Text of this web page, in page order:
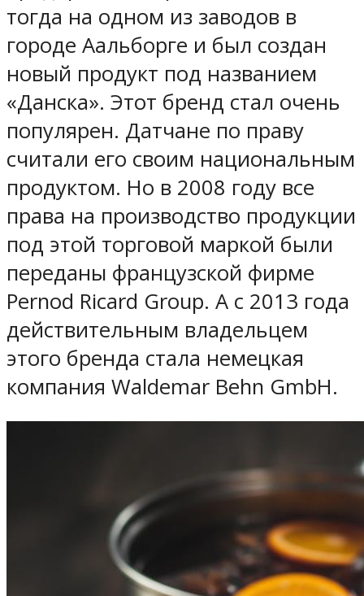
тогда на одном из заводов в
городе Аальборге и был создан
новый продукт под названием
«Данска». Этот бренд стал очень
популярен. Датчане по праву
считали его своим национальным
продуктом. Но в 2008 году все
права на производство продукции
под этой торговой маркой были
переданы французской фирме
Pernod Ricard Group. А с 2013 года
действительным владельцем
этого бренда стала немецкая
компания Waldemar Behn GmbH.